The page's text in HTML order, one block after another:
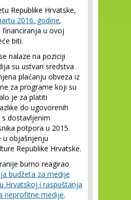
Republike Hrvatske,
2016. godine,
u ovoj
biti.
nalaze na poziciji
su ustvari sredstva
plaćanju obveza iz
za programe koji su
je za platiti
do ugovorenih
dostavljenim
potpora u 2015.
u objašnjenju
Republike Hrvatske.
burno reagirao
budžeta za medije
Hrvatskoj i raspuštanja
neprofitne medije.